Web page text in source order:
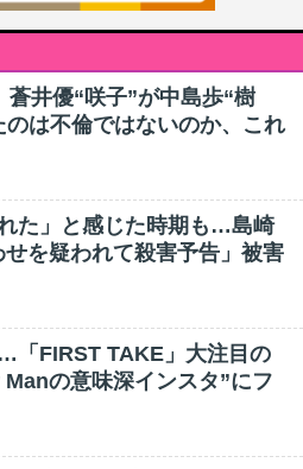
蒼井優“咲子”が中島歩“樹
は不倫ではないのか、これ
た」と感じた時期も…島崎
を疑われて殺害予告」被害
「FIRST TAKE」大注目の
の意味深インスタ”にフ